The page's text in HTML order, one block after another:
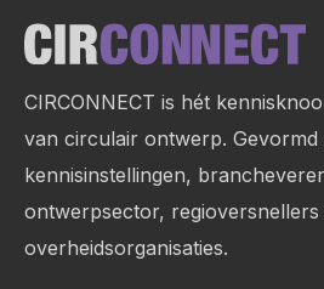
Site
footer
CIRCONNECT is hét
van circulair ontwerp. Gevormd
kennisinstellingen,
ontwerpsector, regioversnellers
overheidsorganisaties.